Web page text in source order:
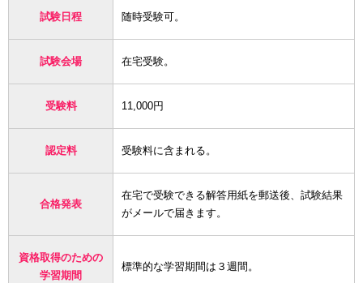
試験日程 随時受験可。
試験会場 在宅受験。
受験料 11,000円
認定料 受験料に含まれる。
合格発表
在宅で受験できる解答用紙を郵送後、試験結果
がメールで届きます。
資格取得のための
学習期間
標準的な学習期間は３週間。